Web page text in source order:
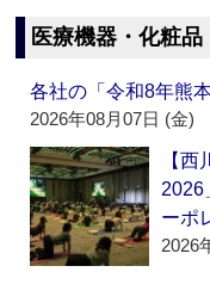
医療機器・化粧品
各社の「令和8年熊
2026年08月07日 (金)
【
2026
ーポ
2026